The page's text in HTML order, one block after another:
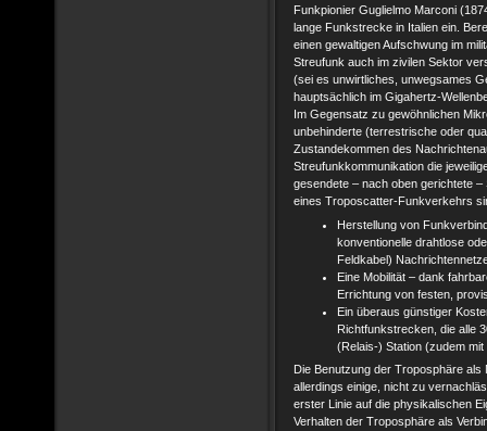
Funkpionier Guglielmo Marconi
lange Funkstrecke in Italien ein.
einen gewaltigen Aufschwung im
Streufunk auch im zivilen Sektor
(sei es unwirtliches, unwegsames
hauptsächlich im Gigahertz-
Im Gegensatz zu gewöhnlichen
unbehinderte (terrestrische oder
Zustandekommen des
Streufunkkommunikation die
gesendete – nach oben gerichtete –
eines Troposcatter-Funkverkehrs
Herstellung von
konventionelle drahtlose
Feldkabel)
Eine Mobilität – dank
Errichtung von festen,
Ein überaus günstiger
Richtfunkstrecken, die alle
(Relais-) Station (zudem
Die Benutzung der Troposphäre als
allerdings einige, nicht zu
erster Linie auf die physikalischen
Verhalten der Troposphäre als